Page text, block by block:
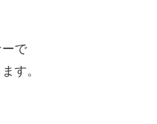
で
す。